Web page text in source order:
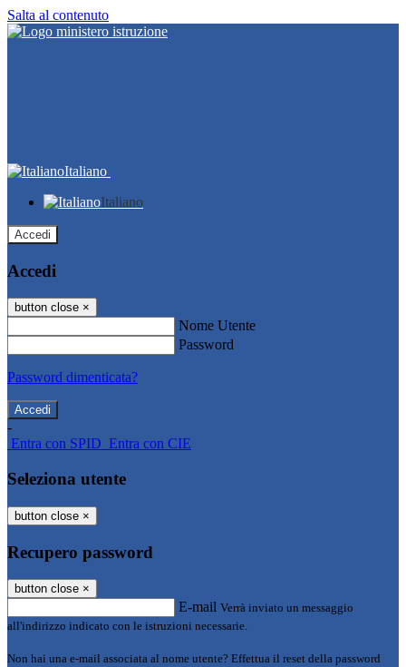
Salta al contenuto
Italiano
Italiano
Accedi
Accedi
button close ×
Nome Utente
Password
Password dimenticata?
-
Entra con SPID Entra con CIE
Seleziona utente
button close ×
Recupero password
button close ×
E-mail Verrà inviato un messaggio
all'indirizzo indicato con le istruzioni necessarie.
Non hai una e-mail associata al nome utente? Effettua il reset della password